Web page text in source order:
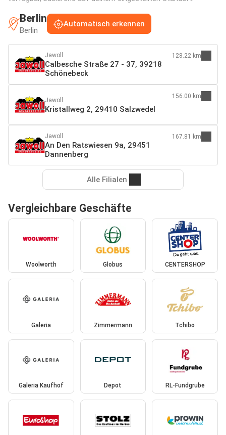
Berlin
Berlin
Automatisch erkennen
Jawoll
Calbesche Straße 27 - 37, 39218
Schönebeck
128.22 km
Jawoll
Kristallweg 2, 29410 Salzwedel
156.00 km
Jawoll
An Den Ratswiesen 9a, 29451
Dannenberg
167.81 km
Alle Filialen
Vergleichbare Geschäfte
Woolworth Globus CENTERSHOP
Galeria Zimmermann Tchibo
Galeria Kaufhof Depot RL-Fundgrube